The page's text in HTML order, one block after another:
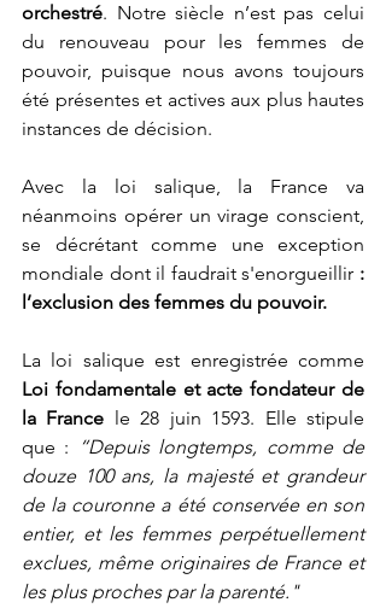
orchestré. Notre siècle n’est pas celui
du renouveau pour les femmes de
pouvoir, puisque nous avons toujours
été présentes et actives aux plus hautes
instances de décision.
Avec la loi salique, la France va
néanmoins opérer un virage conscient,
se décrétant comme une exception
mondiale dont il faudrait s'enorgueillir :
l’exclusion des femmes du pouvoir.
Loi fondamentale et acte fondateur de
la France le 28 juin 1593. Elle stipule
que : “Depuis longtemps, comme de
douze 100 ans, la majesté et grandeur
de la couronne a été conservée en son
entier, et les femmes perpétuellement
exclues, même originaires de France et
les plus proches par la parenté."